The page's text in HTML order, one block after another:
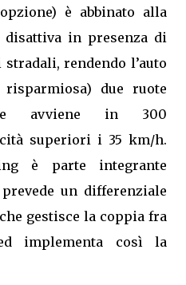
è abbinato alla
in presenza di
rendendo l’auto
risparmiosa) due ruote
avviene in 300
superiori i 35 km/h.
è parte integrante
un differenziale
gestisce la coppia fra
implementa così la